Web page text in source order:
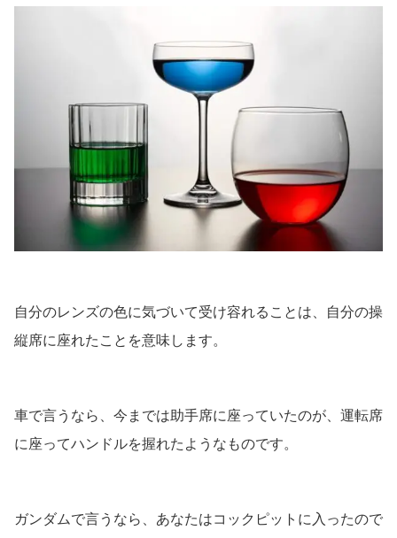
自分のレンズの色に気づいて受け容れることは、自分の操
縦席に座れたことを意味します。
車で言うなら、今までは助手席に座っていたのが、運転席
に座ってハンドルを握れたようなものです。
ガンダムで言うなら、あなたはコックピットに入ったので